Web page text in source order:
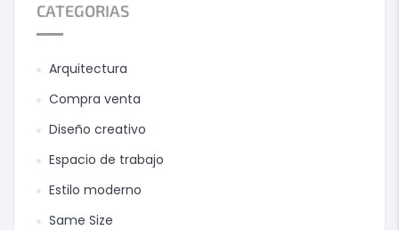
CATEGORIAS
Arquitectura
Compra venta
Diseño creativo
Espacio de trabajo
Estilo moderno
Same Size